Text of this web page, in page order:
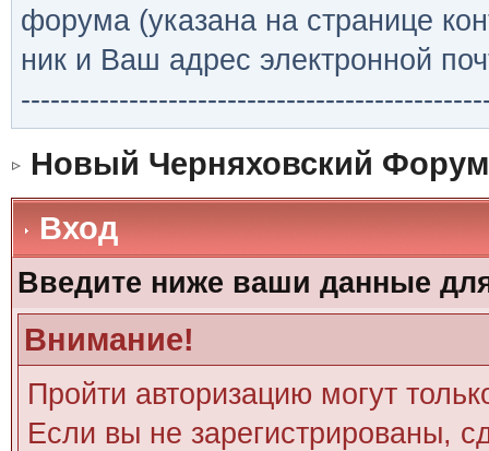
форума (указана на странице
ник и Ваш адрес электронной
Новый Черняховский Форум
Вход
Введите ниже ваши данные
Внимание!
Пройти авторизацию могут
Если вы не зарегистрированы,